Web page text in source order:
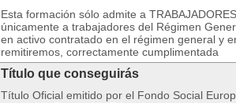
Esta formación sólo admite a
únicamente a trabajadores del Régimen
en activo contratado en el régimen general y
remitiremos, correctamente cumplimentada
Título que conseguirás
Título Oficial emitido por el Fondo Social